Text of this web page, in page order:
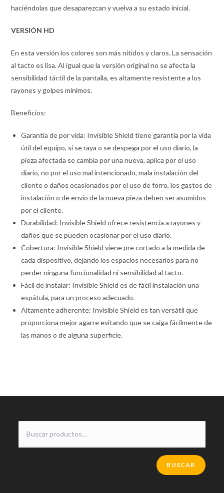
haciéndolas que desaparezcan y vuelva a su estado inicial.
VERSIÓN HD
En esta versión los colores son más nítidos y claros. La sensación
al tacto es lisa. Al igual que la versión original no se afecta la
sensibilidad táctil de la pantalla, es altamente resistente a los
rayones y golpes mínimos.
Beneficios:
Garantía de por vida: Invisible Shield tiene garantía por la vida
útil del equipo, si se raya o se despega por el uso diario, la
pieza afectada se cambia por una nueva, aplica por el uso
diario, no por el uso mal intencionado, mala instalación del
cliente o daños ocasionados por el uso de forro, los gastos de
instalación o de envío de la nueva pieza deben ser asumidos
por el cliente.
Durabilidad: Invisible Shield ofrece resistencia a rayones y
daños que se pueden ocasionar por el uso diario.
Cobertura: Invisible Shield viene pre cortado a la medida de
cada dispositivo, dejando los espacios necesarios para no
perder ninguna funcionalidad ni sensibilidad al tacto.
Fácil de instalar: Invisible Shield es de fácil instalación una
espátula, para un proceso adecuado.
Altamente adherente: Invisible Shield es tan versátil que
proporciona mejor agarre evitando que se caiga fácilmente de
las manos o de alguna superficie.
BUSCAR